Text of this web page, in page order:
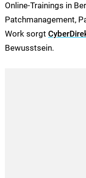
Online-Trainings in
Patchmanagement,
Work sorgt
Bewusstsein.